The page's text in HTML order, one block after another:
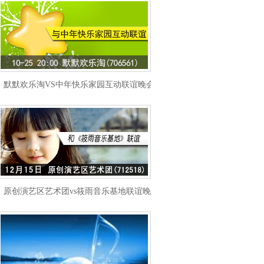
默默欢乐淘VS中年快乐家园互动联谊晚会
原创演艺区艺术团vs筱雨音乐基地联谊晚会